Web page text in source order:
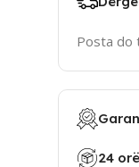
Posta do
24